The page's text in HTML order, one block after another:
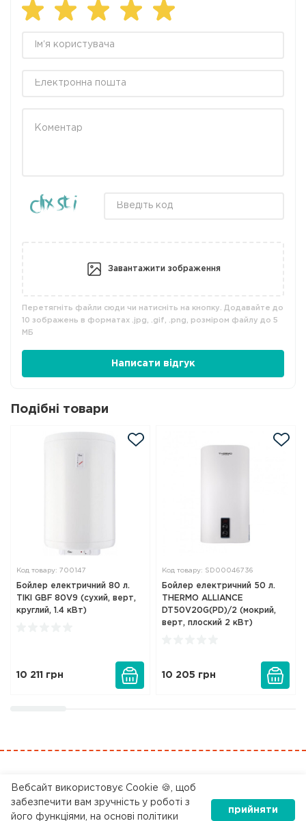
Завантажити зображення
Перетягніть файли сюди чи натисніть на кнопку. Додавайте до
10 зображень в форматах .jpg, .gif, .png, розміром файлу до 5
МБ
Написати відгук
Подібні товари
Код товару: 700147
Бойлер електричний 80 л.
TIKI GBF 80V9 (сухий, верт,
круглий, 1.4 кВт)
10 211 грн
Код товару: SD00046736
Бойлер електричний 50 л.
THERMO ALLIANCE
DT50V20G(PD)/2 (мокрий,
верт, плоский 2 кВт)
10 205 грн
0 800 200 045
Вебсайт використовує Cookie 🍪, щоб
забезпечити вам зручність у роботі з
його функціями, на основі політики
прийняти